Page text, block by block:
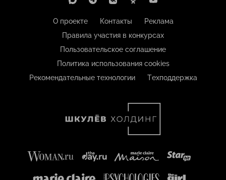
О проекте Контакты
Реклама
Правила участия в конкурсах
Пользовательское соглашение
Политика использования cookies
Рекомендательные технологии
Техподдержка